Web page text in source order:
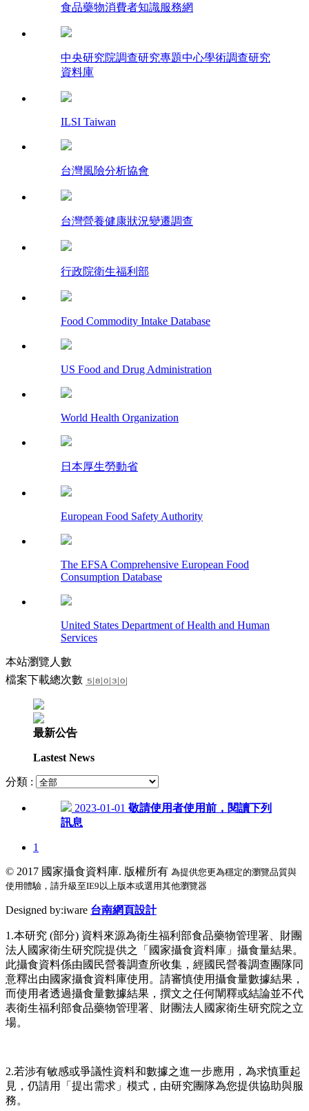
食品藥物消費者知識服務網
中央研究院調查研究專題中心學術調查研究
資料庫
ILSI Taiwan
台灣風險分析協會
台灣營養健康狀況變遷調查
行政院衛生福利部
Food Commodity Intake Database
US Food and Drug Administration
World Health Organization
日本厚生勞動省
European Food Safety Authority
The EFSA Comprehensive European Food
Consumption Database
United States Department of Health and Human
Services
本站瀏覽人數
檔案下載總次數
最新公告
Lastest News
分類 :
2023-01-01 敬請使用者使用前，閱讀下列
訊息
1
© 2017 國家攝食資料庫. 版權所有 為提供您更為穩定的瀏覽品質與
使用體驗，請升級至IE9以上版本或選用其他瀏覽器
Designed by:iware 台南網頁設計
1.本研究 (部分) 資料來源為衛生福利部食品藥物管理署、財團
法人國家衛生研究院提供之「國家攝食資料庫」攝食量結果。
此攝食資料係由國民營養調查所收集，經國民營養調查團隊同
意釋出由國家攝食資料庫使用。請審慎使用攝食量數據結果，
而使用者透過攝食量數據結果，撰文之任何闡釋或結論並不代
表衛生福利部食品藥物管理署、財團法人國家衛生研究院之立
場。
2.若涉有敏感或爭議性資料和數據之進一步應用，為求慎重起
見，仍請用「提出需求」模式，由研究團隊為您提供協助與服
務。